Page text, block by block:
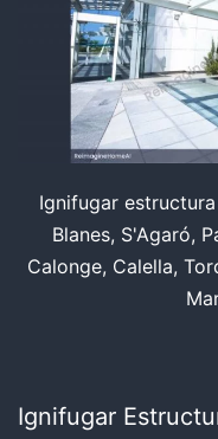
Ignifugar
Blanes, S'Agaró,
Calonge, Calella,
Ignifugar